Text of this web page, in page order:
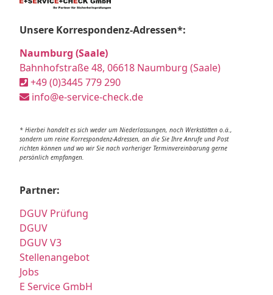
Unsere Korrespondenz-Adressen*:
Naumburg (Saale)
Bahnhofstraße 48, 06618 Naumburg (Saale)
+49 (0)3445 779 290
info@e-service-check.de
* Hierbei handelt es sich weder um Niederlassungen, noch Werkstätten o.ä.,
sondern um reine Korrespondenz-Adressen, an die Sie Ihre Anrufe und Post
richten können und wo wir Sie nach vorheriger Terminvereinbarung gerne
persönlich empfangen.
Partner:
DGUV Prüfung
DGUV
DGUV V3
Stellenangebot
Jobs
E Service GmbH